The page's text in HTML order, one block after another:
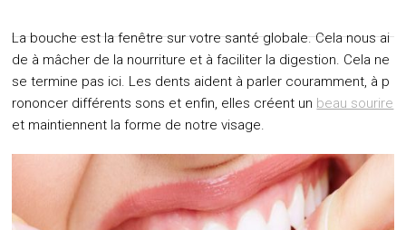
La bouche est la fenêtre sur votre santé globale. Cela nous ai
de à mâcher de la nourriture et à faciliter la digestion. Cela ne
se termine pas ici. Les dents aident à parler couramment, à p
rononcer différents sons et enfin, elles créent un beau sourire
et maintiennent la forme de notre visage.